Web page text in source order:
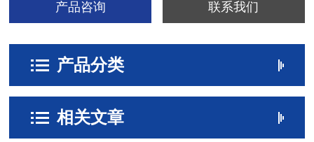
产品咨询 联系我们
产品分类
相关文章